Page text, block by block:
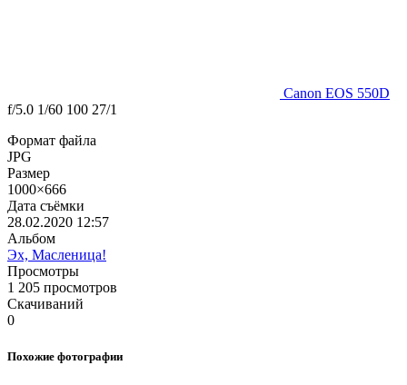
Canon EOS 550D
f/5.0 1/60 100 27/1
Формат файла
JPG
Размер
1000×666
Дата съёмки
28.02.2020 12:57
Альбом
Эх, Масленица!
Просмотры
1 205 просмотров
Скачиваний
0
Похожие фотографии